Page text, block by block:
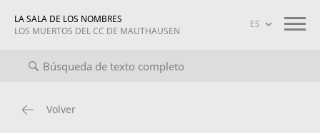
LA SALA DE LOS NOMBRES
LOS MUERTOS DEL CC DE MAUTHAUSEN
completo Biografías Información sobre el proyecto
Volver